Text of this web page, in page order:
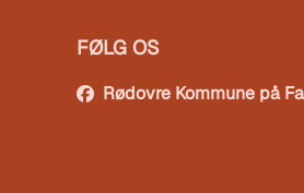
FØLG OS
Rødovre Kommune på